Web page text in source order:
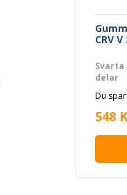
CRV
delar
Du
548